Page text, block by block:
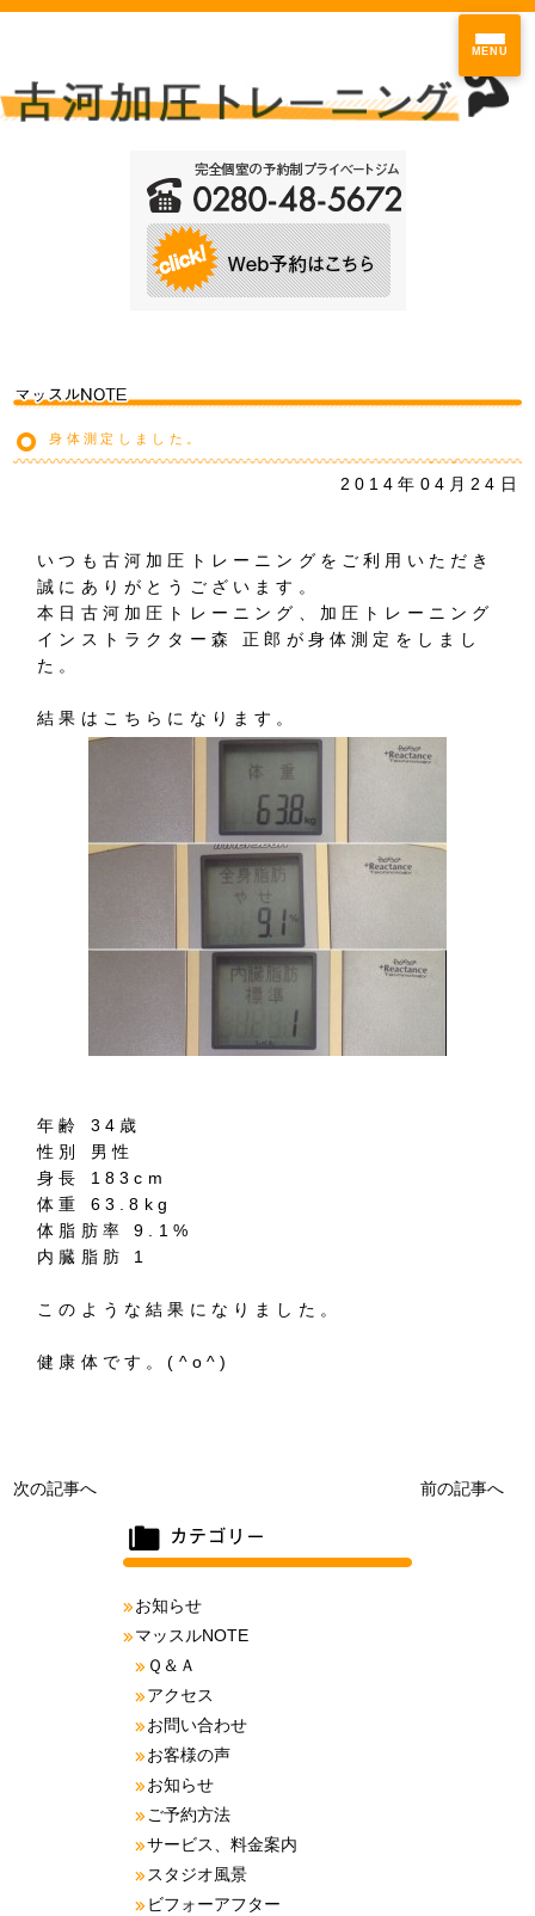
MENU
身体測定しました。
2014年04月24日
いつも古河加圧トレーニングをご利用いただき
誠にありがとうございます。
本日古河加圧トレーニング、加圧トレーニング
インストラクター森 正郎が身体測定をしまし
た。
結果はこちらになります。
年齢 34歳
性別 男性
身長 183cm
体重 63.8kg
体脂肪率 9.1%
内臓脂肪 1
このような結果になりました。
健康体です。(^o^)
次の記事へ 前の記事へ
お知らせ
マッスルNOTE
Ｑ＆Ａ
アクセス
お問い合わせ
お客様の声
お知らせ
ご予約方法
サービス、料金案内
スタジオ風景
ビフォーアフター